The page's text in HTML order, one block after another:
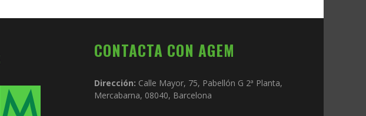
CONTACTA CON AGEM
Dirección: Calle Mayor, 75, Pabellón G 2ª Planta,
Mercabarna, 08040, Barcelona